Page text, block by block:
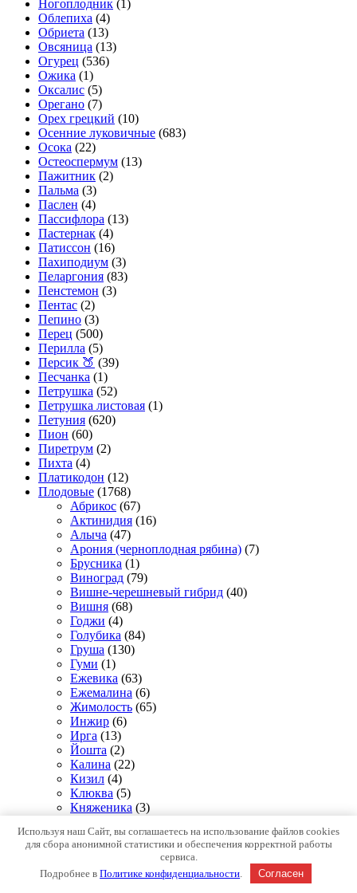
Ногоплодник (1)
Облепиха (4)
Обриета (13)
Овсяница (13)
Огурец (536)
Ожика (1)
Оксалис (5)
Орегано (7)
Орех грецкий (10)
Осенние луковичные (683)
Осока (22)
Остеоспермум (13)
Пажитник (2)
Пальма (3)
Паслен (4)
Пассифлора (13)
Пастернак (4)
Патиссон (16)
Пахиподиум (3)
Пеларгония (83)
Пенстемон (3)
Пентас (2)
Пепино (3)
Перец (500)
Перилла (5)
Персик 🍑 (39)
Песчанка (1)
Петрушка (52)
Петрушка листовая (1)
Петуния (620)
Пион (60)
Пиретрум (2)
Пихта (4)
Платикодон (12)
Плодовые (1768)
Абрикос (67)
Актинидия (16)
Алыча (47)
Арония (черноплодная рябина) (7)
Брусника (1)
Виноград (79)
Вишне-черешневый гибрид (40)
Вишня (68)
Годжи (4)
Голубика (84)
Груша (130)
Гуми (1)
Ежевика (63)
Ежемалина (6)
Жимолость (65)
Инжир (6)
Ирга (13)
Йошта (2)
Калина (22)
Кизил (4)
Клюква (5)
Княженика (3)
Крыжовник (83)
Лимонник (1)
Наборы плодовых (11)
Используя наш Сайт, вы соглашаетесь на использование файлов cookies
для сбора анонимной статистики и обеспечения корректной работы
сервиса.
Подробнее вПолитике конфиденциальности Согласен